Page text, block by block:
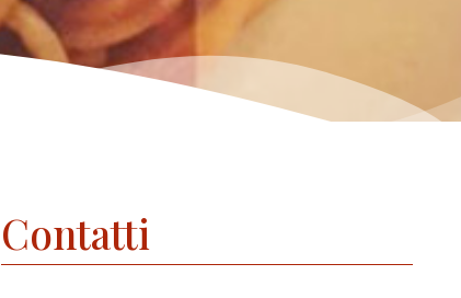
Contatti